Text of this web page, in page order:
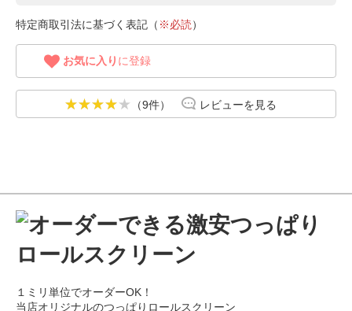
特定商取引法に基づく表記（ ※必読）
お気に入り に登録
（9件） レビューを見る
１ミリ単位でオーダーOK！
当店オリジナルのつっぱりロールスクリーン